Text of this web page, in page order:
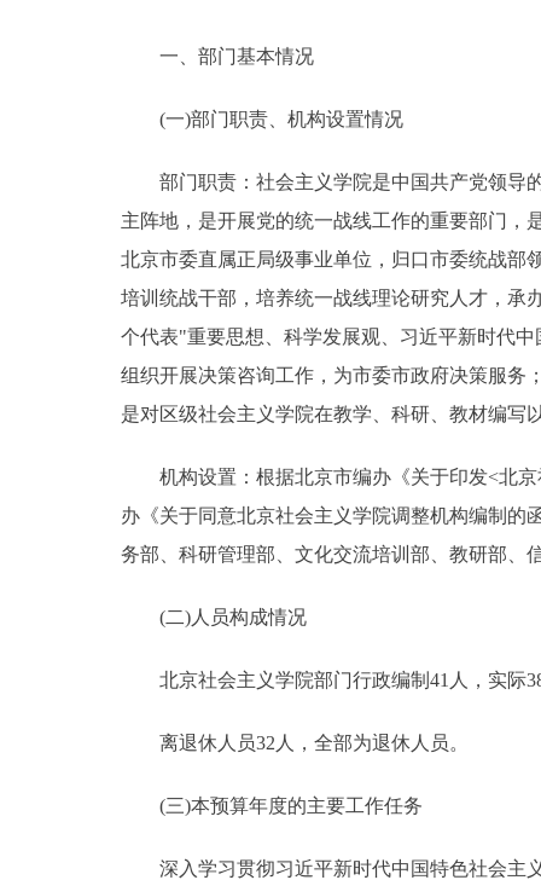
一、部门基本情况
(一)部门职责、机构设置情况
部门职责：社会主义学院是中国共产党领导的
主阵地，是开展党的统一战线工作的重要部门，
北京市委直属正局级事业单位，归口市委统战部
培训统战干部，培养统一战线理论研究人才，承
个代表"重要思想、科学发展观、习近平新时代
组织开展决策咨询工作，为市委市政府决策服务
是对区级社会主义学院在教学、科研、教材编写
机构设置：根据北京市编办《关于印发<北京
办《关于同意北京社会主义学院调整机构编制的
务部、科研管理部、文化交流培训部、教研部、
(二)人员构成情况
北京社会主义学院部门行政编制41人，实际
离退休人员32人，全部为退休人员。
(三)本预算年度的主要工作任务
深入学习贯彻习近平新时代中国特色社会主义